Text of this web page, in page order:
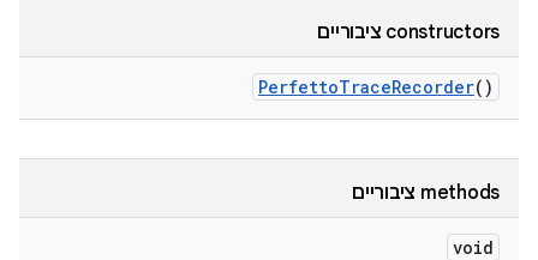
‫constructors ציבוריים
PerfettoTraceRecorder()
‫methods ציבוריים
void